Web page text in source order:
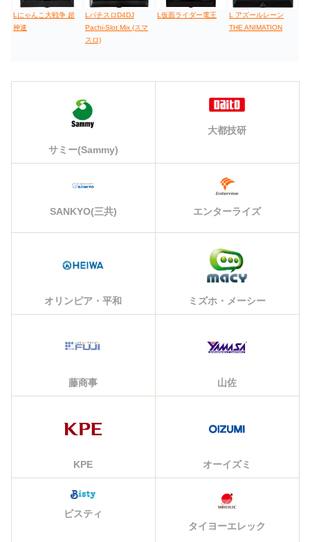
Lにゃんこ大戦争 超
神速
LパチスロD4DJ
Pachi-Slot Mix (スマ
スロ)
L仮面ライダー電王
L アズールレーン
THE ANIMATION
サミー(Sammy)
大都技研
SANKYO(三共) エンターライズ
オリンピア・平和 ミズホ・メーシー
藤商事 山佐
KPE オーイズミ
ビスティ
タイヨーエレック